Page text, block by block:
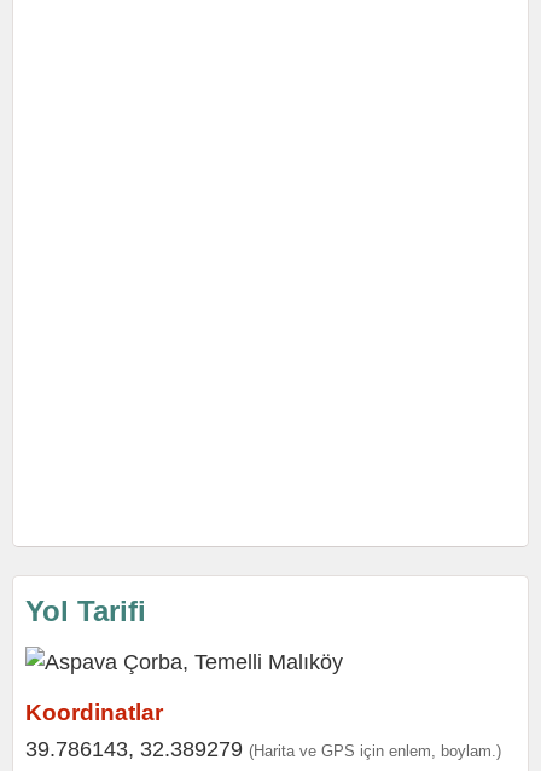
Yol Tarifi
Koordinatlar
39.786143, 32.389279 (Harita ve GPS için enlem, boylam.)